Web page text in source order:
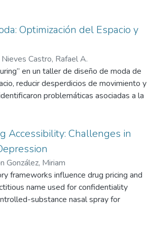
Optimización del Espacio y
Nieves Castro, Rafael A.
en un taller de diseño de moda de
reducir desperdicios de movimiento y
problemáticas asociadas a la
Lean como 5S, mejora en la distribución
obtenidos reflejan una reducción del
disminución del tiempo perdido por
sugieren que la aplicación de
transforma la dinámica del
Accessibility: Challenges in
González, Miriam
frameworks influence drug pricing and
name used for confidentiality
substance nasal spray for
contribute to high medication costs. It